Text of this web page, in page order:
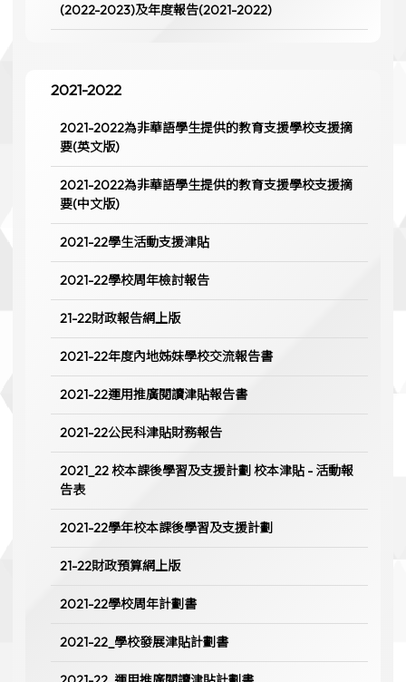
(2022-2023)及年度報告(2021-2022)
2021-2022
2021-2022為非華語學生提供的教育支援學校支援摘
要(英文版)
2021-2022為非華語學生提供的教育支援學校支援摘
要(中文版)
2021-22學生活動支援津貼
2021-22學校周年檢討報告
21-22財政報告網上版
2021-22年度內地姊妹學校交流報告書
2021-22運用推廣閱讀津貼報告書
2021-22公民科津貼財務報告
2021_22 校本課後學習及支援計劃 校本津貼 - 活動報
告表
2021-22學年校本課後學習及支援計劃
21-22財政預算網上版
2021-22學校周年計劃書
2021-22_學校發展津貼計劃書